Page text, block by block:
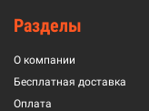
Разделы
О компании
Бесплатная доставка
Оплата